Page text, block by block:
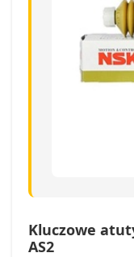
Kluczowe
AS2